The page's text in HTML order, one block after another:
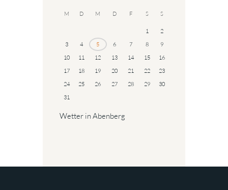
M D M D F S S
1
2
3
4 5 6 7 8
9
10
11 12 13 14 15
16
17
18 19 20 21 22
23
24
25 26 27 28 29
30
31
Wetter in Abenberg